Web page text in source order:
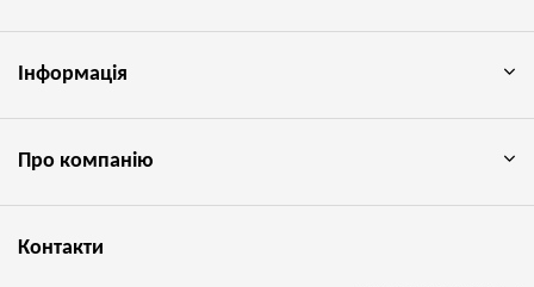
Інформація
Про компанію
Контакти